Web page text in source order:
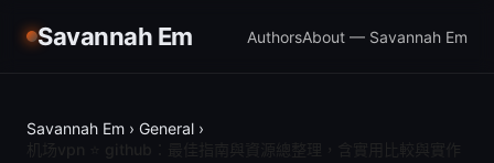
Savannah Em AuthorsAbout — Savannah Em
Savannah Em › General ›